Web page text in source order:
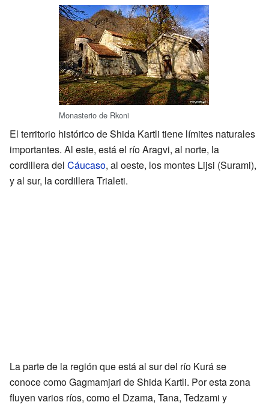
Monasterio de Rkoni
El territorio histórico de Shida Kartli tiene límites naturales
importantes. Al este, está el río Aragvi, al norte, la
cordillera del Cáucaso, al oeste, los montes Lijsi (Surami),
y al sur, la cordillera Trialeti.
La parte de la región que está al sur del río Kurá se
conoce como Gagmamjari de Shida Kartli. Por esta zona
fluyen varios ríos, como el Dzama, Tana, Tedzami y